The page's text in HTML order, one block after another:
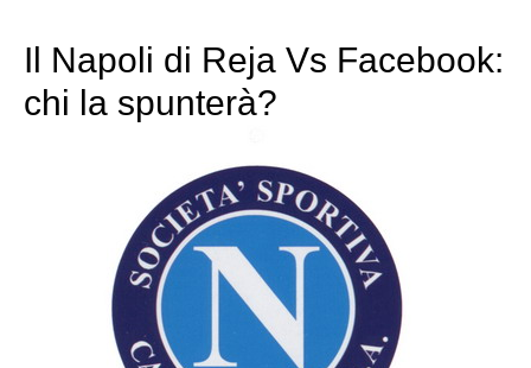
Il Napoli di Reja Vs Facebook:
chi la spunterà?